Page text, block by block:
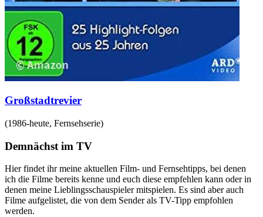
Großstadtrevier
(1986-heute, Fernsehserie)
Demnächst im TV
Hier findet ihr meine aktuellen Film- und Fernsehtipps, bei denen
ich die Filme bereits kenne und euch diese empfehlen kann oder in
denen meine Lieblingsschauspieler mitspielen. Es sind aber auch
Filme aufgelistet, die von dem Sender als TV-Tipp empfohlen
werden.